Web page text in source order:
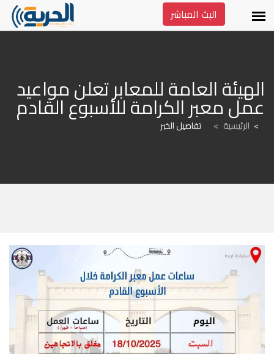
البث المباشر
عمل معبر الكرامة للأسبوع القادم
الرئيسية > تفاصيل الخبر